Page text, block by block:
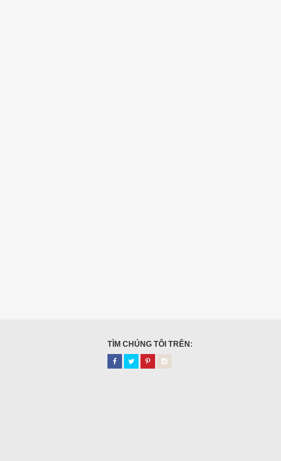
TÌM CHÚNG TÔI TRÊN: